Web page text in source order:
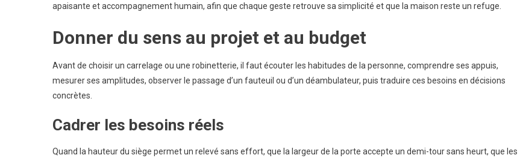
Une
Autonomie
PMR
apaisante et accompagnement humain, afin que chaque geste retrouve sa simplicité et que la maison reste un refuge.
Donner du sens au projet et au budget
Avant de choisir un carrelage ou une robinetterie, il faut écouter les habitudes de la personne, comprendre ses appuis,
mesurer ses amplitudes, observer le passage d’un fauteuil ou d’un déambulateur, puis traduire ces besoins en décisions
concrètes.
Cadrer les besoins réels
Quand la hauteur du siège permet un relevé sans effort, que la largeur de la porte accepte un demi-tour sans heurt, que les